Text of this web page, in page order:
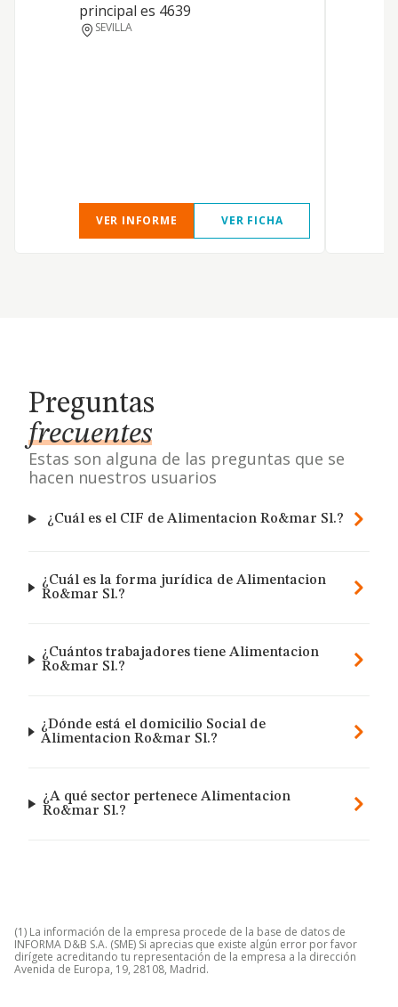
principal es 4639
SEVILLA
VER INFORME VER FICHA
Preguntas
frecuentes
Estas son alguna de las preguntas que se
hacen nuestros usuarios
¿Cuál es el CIF de Alimentacion Ro&mar Sl.?
¿Cuál es la forma jurídica de Alimentacion
Ro&mar Sl.?
¿Cuántos trabajadores tiene Alimentacion
Ro&mar Sl.?
¿Dónde está el domicilio Social de
Alimentacion Ro&mar Sl.?
¿A qué sector pertenece Alimentacion
Ro&mar Sl.?
(1) La información de la empresa procede de la base de datos de
INFORMA D&B S.A. (SME) Si aprecias que existe algún error por favor
dirígete acreditando tu representación de la empresa a la dirección
Avenida de Europa, 19, 28108, Madrid.